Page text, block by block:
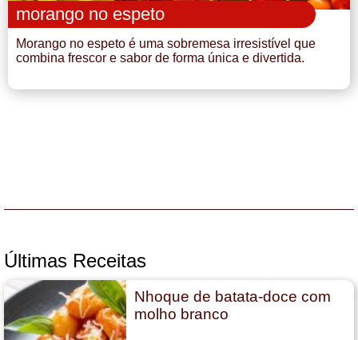
morango no espeto
Morango no espeto é uma sobremesa irresistível que
combina frescor e sabor de forma única e divertida.
Últimas Receitas
Nhoque de batata-doce com
molho branco